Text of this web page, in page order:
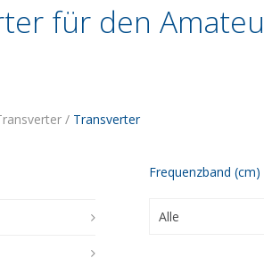
für den
/ Transverter
Frequenzband (cm)